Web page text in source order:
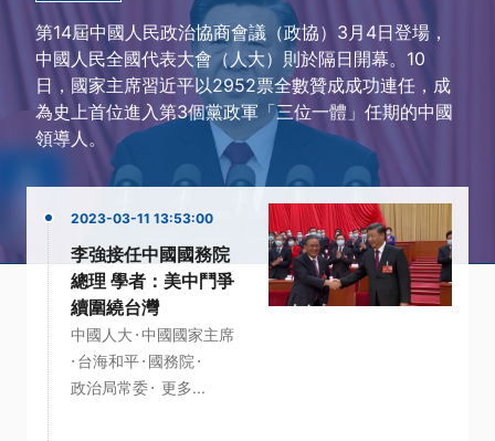
第14屆中國人民政治協商會議（政協）3月4日登場，
中國人民全國代表大會（人大）則於隔日開幕。10
日，國家主席習近平以2952票全數贊成成功連任，成
為史上首位進入第3個黨政軍「三位一體」任期的中國
領導人。
2023-03-11 13:53:00
李強接任中國國務院
總理 學者：美中鬥爭
續圍繞台灣
中國人大 ·中國國家主席
· 台海和平· 國務院 ·
政治局常委· 更多...